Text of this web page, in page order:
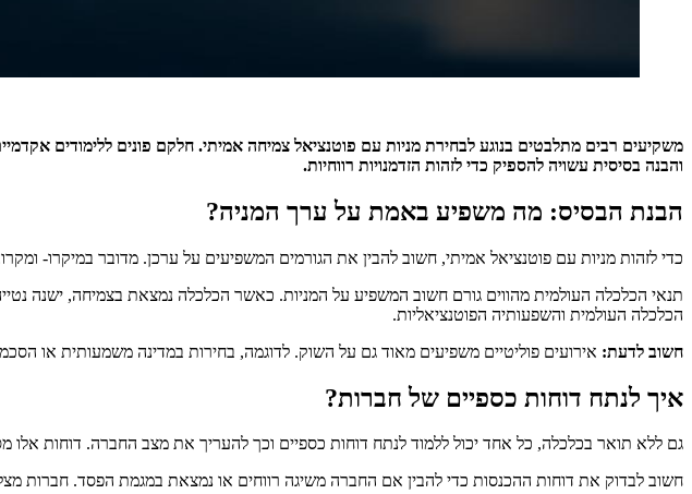
משקיעים רבים מתלבטים בנוגע לבחירת מניות עם פוטנציאל צמיחה אמיתי. חלקם פונים ללימודים
והבנה בסיסית עשויה להספיק כדי לזהות הזדמנויות רווחיות.
הבנת הבסיס: מה משפיע באמת על ערך המניה?
כדי לזהות מניות עם פוטנציאל אמיתי, חשוב להבין את הגורמים המשפיעים על ערכן. מדובר במיקרו-
תנאי הכלכלה העולמית מהווים גורם חשוב המשפיע על המניות. כאשר הכלכלה נמצאת בצמיחה, ישנה
הכלכלה העולמית והשפעותיה הפוטנציאליות.
חשוב לדעת: אירועים פוליטיים משפיעים מאוד גם על השוק. לדוגמה, בחירות במדינה משמעותית או
איך לנתח דוחות כספיים של חברות?
גם ללא תואר בכלכלה, כל אחד יכול ללמוד לנתח דוחות כספיים וכך להעריך את מצב החברה. דוחות אלו
חשוב לבדוק את דוחות ההכנסות כדי להבין אם החברה משיגה רווחים או נמצאת במגמת הפסד. חברות